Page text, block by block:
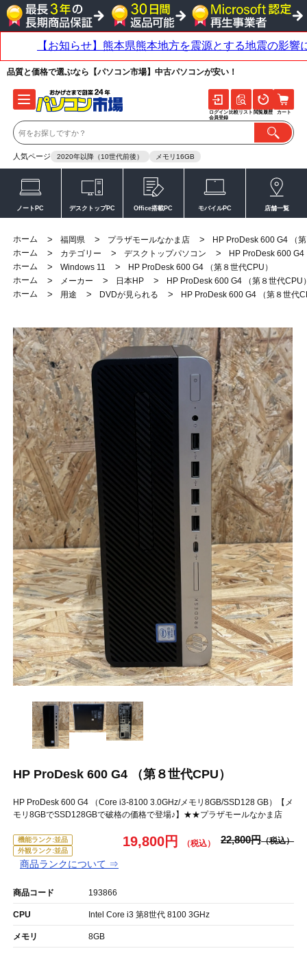
品質と価格で選ぶなら【パソコン市場】中古パソコンが安い！
人気ページ 2020年以降（10世代前後） メモリ16GB
ログイン
会員登録
比較リスト 閲覧履歴 カート
ノートPC デスクトップPC Office搭載PC モバイルPC 店舗一覧
ホーム > 福岡県 > プラザモールなかま店 >
HP ProDesk 600 G4 （
ホーム
> カテゴリー > デスクトップパソコン >
HP ProDesk 600
ホーム
> Windows 11 >
HP ProDesk 600 G4 （第８世代CPU）
ホーム
> メーカー > 日本HP >
HP ProDesk 600 G4 （第８世代CPU
ホーム
> 用途 > DVDが見られる > HP ProDesk 600 G4 （第８世代
HP ProDesk 600 G4 （第８世代CPU）
HP ProDesk 600 G4 （Core i3-8100 3.0GHz/メモリ8GB/SSD128 GB）【メ
モリ8GBでSSD128GBで破格の価格で登場♪】★★プラザモールなかま店
機能ランク:並品
外観ランク:並品
商品ランクについて ⇒
19,800円 22,800円
商品コード 193866
CPU Intel Core i3 第8世代 8100 3GHz
メモリ 8GB